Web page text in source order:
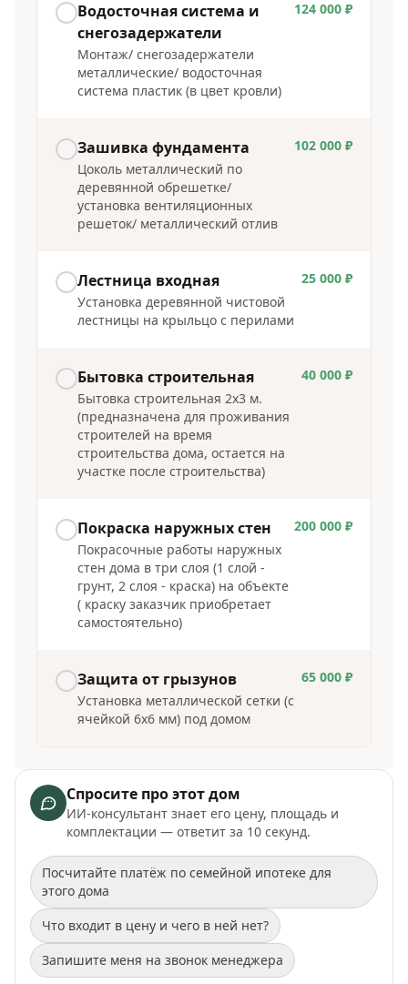
Водосточная система и
снегозадержатели
Монтаж/ снегозадержатели
металлические/ водосточная
система пластик (в цвет кровли)
124 000 ₽
Зашивка фундамента
Цоколь металлический по
деревянной обрешетке/
установка вентиляционных
решеток/ металлический отлив
102 000 ₽
Лестница входная
Установка деревянной чистовой
лестницы на крыльцо с перилами
25 000 ₽
Бытовка строительная
Бытовка строительная 2х3 м.
(предназначена для проживания
строителей на время
строительства дома, остается на
участке после строительства)
40 000 ₽
Покраска наружных стен
Покрасочные работы наружных
стен дома в три слоя (1 слой -
грунт, 2 слоя - краска) на объекте
( краску заказчик приобретает
самостоятельно)
200 000 ₽
Защита от грызунов
Установка металлической сетки (с
ячейкой 6х6 мм) под домом
65 000 ₽
Спросите про этот дом
ИИ-консультант знает его цену, площадь и
комплектации — ответит за 10 секунд.
Посчитайте платёж по семейной ипотеке для
этого дома
Что входит в цену и чего в ней нет?
Запишите меня на звонок менеджера